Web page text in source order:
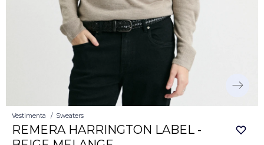
Vestimenta Sweaters
REMERA HARRINGTON LABEL -